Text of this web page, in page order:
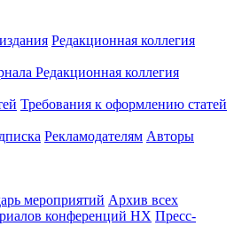
Редакционная коллегия
Редакционная коллегия
Требования к оформлению статей
Рекламодателям Авторы
мероприятий Архив всех
конференций НХ Пресс-